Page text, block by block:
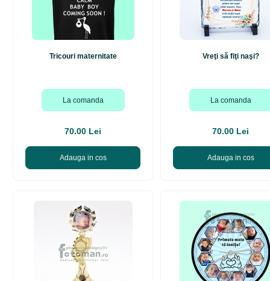
Tricouri maternitate
La comanda
70.00 Lei
Adauga in cos
Vreţi să fiţi naşi?
La comanda
70.00 Lei
Adauga in cos